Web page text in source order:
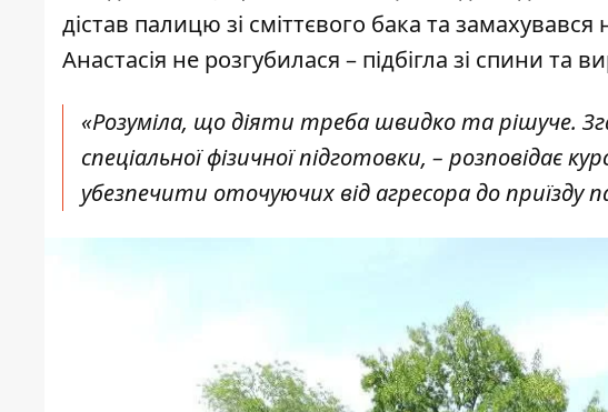
дістав палицю зі сміттєвого бака та
Анастасія не розгубилася – підбігла зі спини та
«Розуміла, що діяти треба швидко та рішуче.
спеціальної фізичної підготовки, – розповідає
убезпечити оточуючих від агресора до приїзду